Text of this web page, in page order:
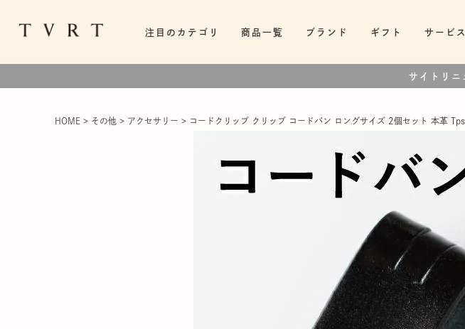
注目のカテゴリ 商品一覧 ブランド ギフト サービス
サイトリニ
HOME その他 アクセサリー コードクリップ クリップ コードバン ロングサイズ 2個セット 本革